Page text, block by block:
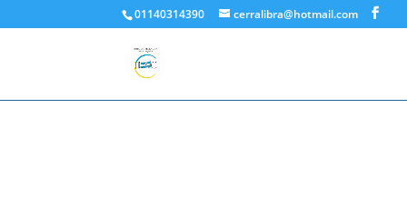
01140314390 cerralibra@hotmail.com